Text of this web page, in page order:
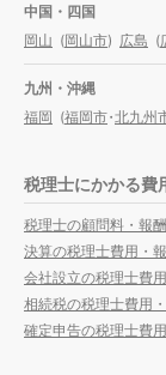
中国・四国
岡山 (岡山市) 広島 (
九州・沖縄
福岡 (福岡市・北九州
税理士にかかる費
税理士の顧問料・報
決算の税理士費用・
会社設立の税理士費
相続税の税理士費用
確定申告の税理士費